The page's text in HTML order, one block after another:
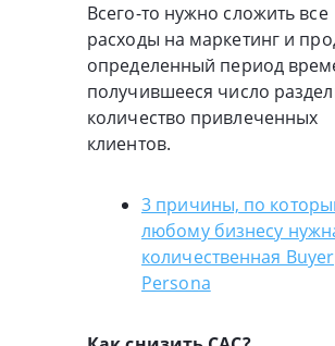
Всего-то нужно сложить все
расходы на маркетинг и
определенный период
получившееся число
количество привлеченных
клиентов.
3 причины, по
любому бизнесу
количественная Buyer
Persona